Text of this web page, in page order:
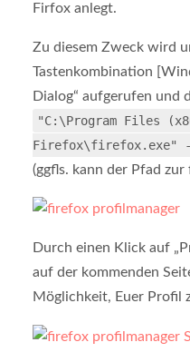
Firfox anlegt.
Zu diesem Zweck wird
Tastenkombination
Dialog“ aufgerufen und
"C:\Program Files
Firefox\firefox.exe" -
(ggfls. kann der Pfad
Durch einen Klick auf
auf der kommenden
Möglichkeit, Euer Profil